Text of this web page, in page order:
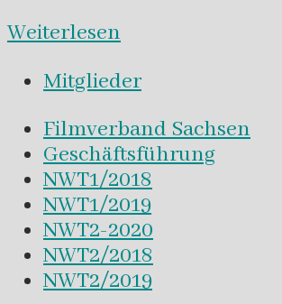
Weiterlesen
Mitglieder
Filmverband Sachsen
Geschäftsführung
NWT1/2018
NWT1/2019
NWT2-2020
NWT2/2018
NWT2/2019